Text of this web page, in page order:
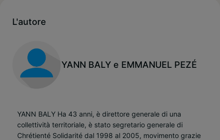
L'autore
YANN BALY e EMMANUEL PEZÉ
YANN BALY Ha 43 anni, è direttore generale di una
collettività territoriale, è stato segretario generale di
Chrétienté Solidarité dal 1998 al 2005, movimento grazie